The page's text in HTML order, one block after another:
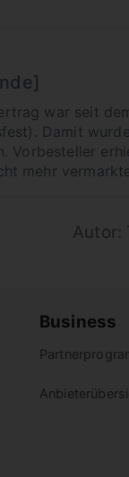
war seit
Damit
Vorbesteller
mehr
Autor:
Business